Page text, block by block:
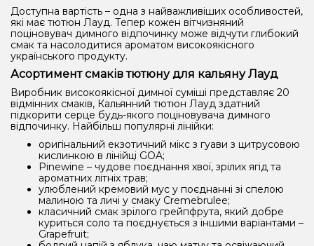
Доступна вартість – одна з найважливіших особливостей,
які має тютюн Лауд. Тепер кожен вітчизняний
поціновувач димного відпочинку може відчути глибокий
смак та насолодитися ароматом високоякісного
українського продукту.
Асортимент смаків тютюну для кальяну Лауд
Виробник високоякісної димної суміші представляє 20
відмінних смаків, Кальянний тютюн Лауд здатний
підкорити серце будь-якого поціновувача димного
відпочинку. Найбільш популярні лінійки:
оригінальний екзотичний мікс з гуави з цитрусовою
кислинкою в лінійці GOA;
Pinewine – чудове поєднання хвої, зрілих ягід та
ароматних літніх трав;
улюблений кремовий мус у поєднанні зі спелою
малиною та личі у смаку Cremebrulee;
класичний смак зрілого грейпфрута, який добре
куриться соло та поєднується з іншими варіантами –
Grapefruit;